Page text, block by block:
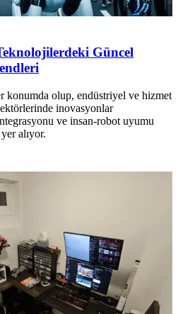
Güncel
konumda olup, endüstriyel ve hizmet
inovasyonlar
ve insan-robot uyumu
alıyor.